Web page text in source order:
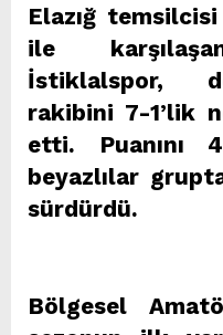
Elazığ
ile
İstiklalspor,
rakibini 7-1’lik
etti. Puanını
beyazlılar
sürdürdü.
Bölgesel